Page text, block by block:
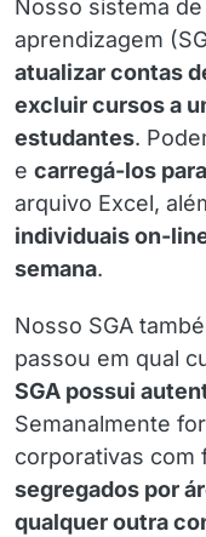
Nosso sistema
aprendizagem
atualizar contas
excluir cursos a
estudantes.
e carregá-los
arquivo Excel,
individuais on-
semana.
Nosso SGA
passou em qual
SGA possui
Semanalmente
corporativas com
segregados por
qualquer outra